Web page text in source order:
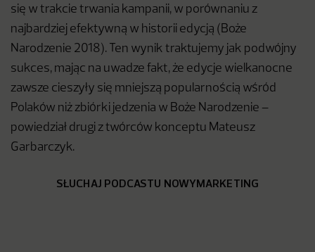
się w trakcie trwania kampanii, w porównaniu z
najbardziej efektywną w historii edycją (Boże
Narodzenie 2018). Ten wynik traktujemy jak podwójny
sukces, mając na uwadze fakt, że edycje wielkanocne
zawsze cieszyły się mniejszą popularnością wśród
Polaków niż zbiórki jedzenia w Boże Narodzenie –
powiedział drugi z twórców konceptu Mateusz
Garbarczyk.
SŁUCHAJ PODCASTU NOWYMARKETING